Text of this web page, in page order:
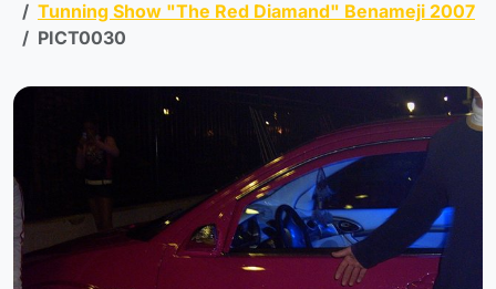
Tunning Show "The Red Diamand" Benameji 2007
PICT0030